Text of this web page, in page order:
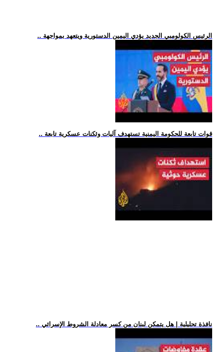
.. الرئيس الكولومبي الجديد يؤدي اليمين الدستورية ويتعهد بمواجهة
.. قوات تابعة للحكومة اليمنية تستهدف آليات وثكنات عسكرية تابعة
.. نافذة تحليلية | هل يتمكن لبنان من كسر معادلة الشروط الإسرائي